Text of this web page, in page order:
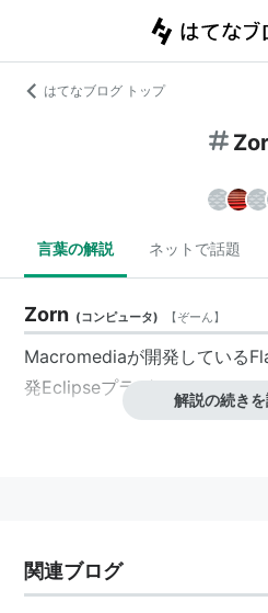
はてなブログ トップ
言葉の解説 ネットで話題
Zorn (コンピュータ) 【ぞーん】
Macromediaが開発している
発Eclipseプラグインのコード
解説の続き
関連ブログ